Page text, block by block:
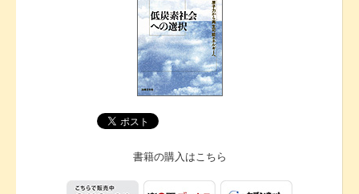
書籍の購入はこちら